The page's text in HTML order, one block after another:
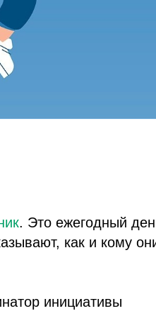
. Это ежегодный
как и кому
инициативы